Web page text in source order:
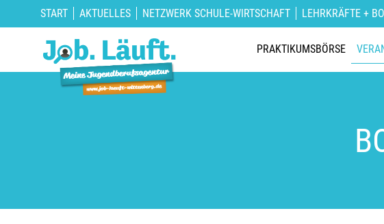
START AKTUELLES NETZWERK SCHULE-WIRTSCHAFT LEHRKRÄFTE +
PRAKTIKUMSBÖRSE